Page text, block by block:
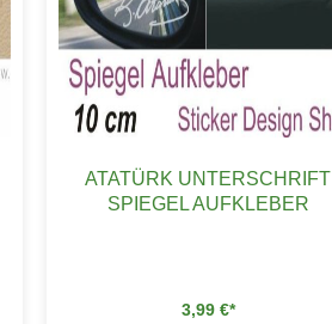
ATATÜRK UNTERSCHRIFT
SPIEGEL AUFKLEBER
3,99 €